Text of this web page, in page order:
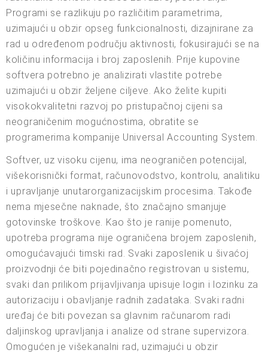
Programi se razlikuju po različitim parametrima,
uzimajući u obzir opseg funkcionalnosti, dizajnirane za
rad u određenom području aktivnosti, fokusirajući se na
količinu informacija i broj zaposlenih. Prije kupovine
softvera potrebno je analizirati vlastite potrebe
uzimajući u obzir željene ciljeve. Ako želite kupiti
visokokvalitetni razvoj po pristupačnoj cijeni sa
neograničenim mogućnostima, obratite se
programerima kompanije Universal Accounting System.
Softver, uz visoku cijenu, ima neograničen potencijal,
višekorisnički format, računovodstvo, kontrolu, analitiku
i upravljanje unutarorganizacijskim procesima. Takođe
nema mjesečne naknade, što značajno smanjuje
gotovinske troškove. Kao što je ranije pomenuto,
upotreba programa nije ograničena brojem zaposlenih,
omogućavajući timski rad. Svaki zaposlenik u šivaćoj
proizvodnji će biti pojedinačno registrovan u sistemu,
svaki dan prilikom prijavljivanja upisuje login i lozinku za
autorizaciju i obavljanje radnih zadataka. Svaki radni
uređaj će biti povezan sa glavnim računarom radi
daljinskog upravljanja i analize od strane supervizora.
Omogućen je višekanalni rad, uzimajući u obzir